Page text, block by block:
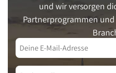
und wir versorgen
Partnerprogrammen